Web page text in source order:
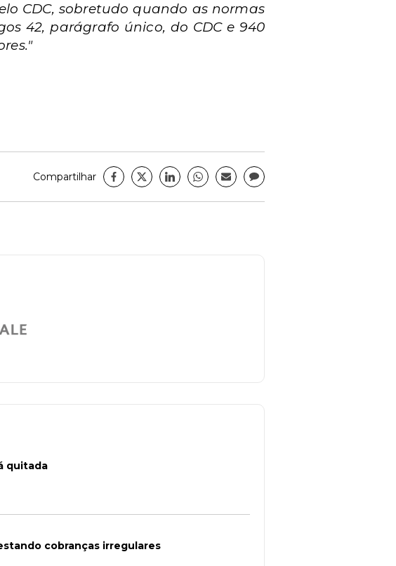
CDC, sobretudo quando as normas
42, parágrafo único, do CDC e 940
Compartilhar
quitada
cobranças irregulares